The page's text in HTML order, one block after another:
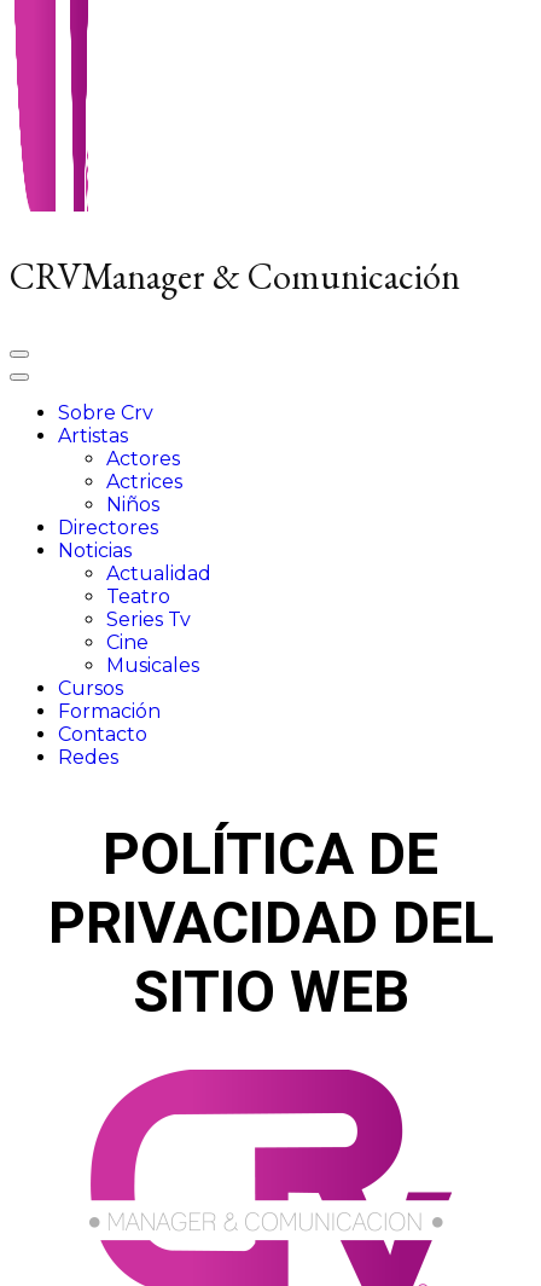
CRVManager & Comunicación
Sobre Crv
Artistas
Actores
Actrices
Niños
Directores
Noticias
Actualidad
Teatro​
Series Tv​
Cine​
Musicales​
Cursos
Formación
Contacto
Redes
POLÍTICA DE
PRIVACIDAD DEL
SITIO WEB